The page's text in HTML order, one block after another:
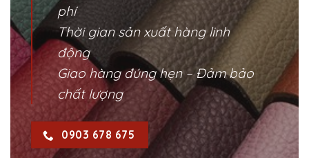
phí
Thời gian sản xuất hàng linh
động
Giao hàng đúng hẹn – Đảm bảo
chất lượng
0903 678 675